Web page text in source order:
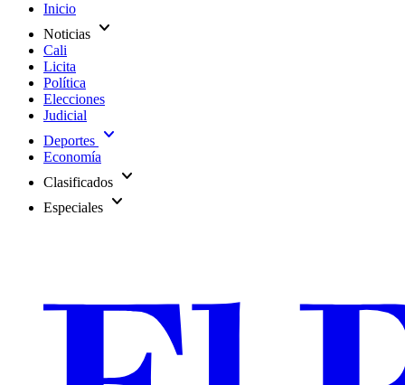
Inicio
Noticias expand_more
Cali
Licita
Política
Elecciones
Judicial
Deportes expand_more
Economía
Clasificados expand_more
Especiales expand_more